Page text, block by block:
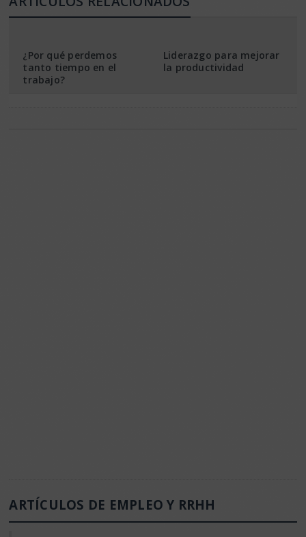
¿Por qué perdemos
tanto tiempo en el
trabajo?
Liderazgo para mejorar
la productividad
ARTÍCULOS DE EMPLEO Y RRHH